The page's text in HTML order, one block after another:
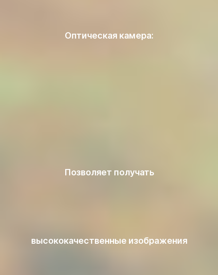
Оптическая камера:
Позволяет получать
высококачественные изображения